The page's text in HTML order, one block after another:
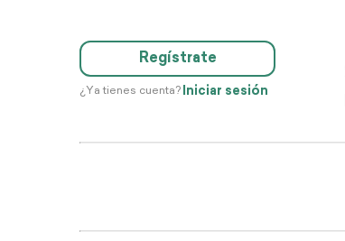
Regístrate
¿Ya tienes cuenta? Iniciar sesión